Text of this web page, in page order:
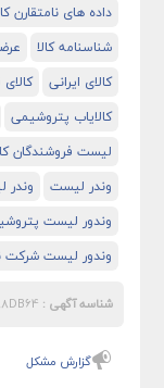
داده های نامتقارن
شناسنامه کالا
کالای ایرانی
کالایاب پتروشیمی
لیست فروشندگان
وندر لیست
وندور لیست
وندور لیست
شناسه آگهی :
گزارش مشکل